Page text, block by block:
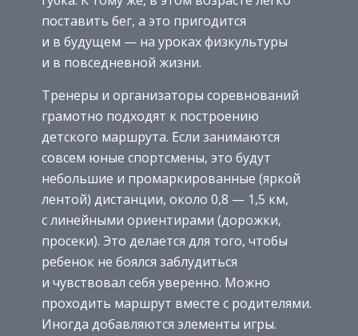
поставить бег, а это пригодится
и в будущем — на уроках физкультуры
и в повседневной жизни.
Тренеры и организаторы соревнований
грамотно подходят к построению
детского маршрута. Если занимаются
совсем юные спортсмены, это будут
небольшие и промаркированные (яркой
лентой) дистанции, около 0,8 — 1,5 км,
с линейными ориентирами (дорожки,
просеки). Это делается для того, чтобы
ребенок не боялся заблудиться
и чувствовал себя уверенно. Можно
проходить маршрут вместе с родителями.
Иногда добавляются элементы игры.